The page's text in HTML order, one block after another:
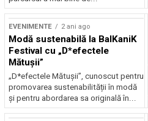
EVENIMENTE 2 ani ago
Modă sustenabilă la BalKaniK
Festival cu „D*efectele
Mătușii”
„D*efectele Mătușii”, cunoscut pentru
promovarea sustenabilității în modă
și pentru abordarea sa originală în...